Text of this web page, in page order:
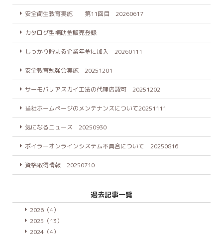
安全衛生教育実施 第11回目 20260617
カタログ型補助金販売登録
しっかり貯まる企業年金に加入 20260111
安全教育勉強会実施 20251201
サーモバリアスカイ工法の代理店認可 20251202
当社ホームページのメンテナンスについて20251111
気になるニュース 20250930
ボイラーオンラインシステム不具合について 20250816
資格取得情報 20250710
過去記事一覧
2026（4）
2025（13）
2024（4）